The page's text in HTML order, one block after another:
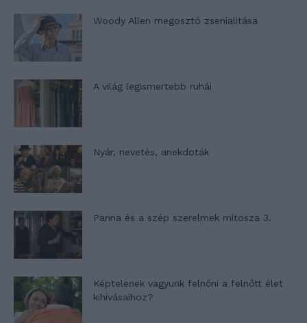
Woody Allen megosztó zsenialitása
A világ legismertebb ruhái
Nyár, nevetés, anekdoták
Panna és a szép szerelmek mítosza 3.
Képtelenek vagyunk felnőni a felnőtt élet
kihívásaihoz?